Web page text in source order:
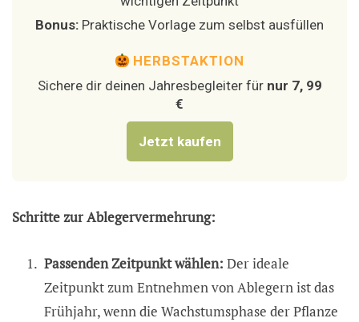
Bonus: Praktische Vorlage zum selbst ausfüllen
HERBSTAKTION
Sichere dir deinen Jahresbegleiter für nur 7, 99
€
Jetzt kaufen
Schritte zur Ablegervermehrung:
Passenden Zeitpunkt wählen: Der ideale
Zeitpunkt zum Entnehmen von Ablegern ist das
Frühjahr, wenn die Wachstumsphase der Pflanze